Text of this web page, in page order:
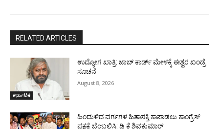
RELATED ARTICLES
ಕರ್ನಾಟಕ
ಉದ್ಯೋಗ ಖಾತ್ರಿ: ಜಾಬ್ ಕಾರ್ಡ್ ಮೇಳಕ್ಕೆ ಈಶ್ವರ ಖಂಡ್ರೆ
ಸೂಚನೆ
August 8, 2026
ಹಿಂದುಳಿದ ವರ್ಗಗಳ ಹಿತಾಸಕ್ತಿ ಕಾಪಾಡಲು ಕಾಂಗ್ರೆಸ್
ಪಕ್ಷಕ್ಕೆ ಬೆಂಬಲಿಸಿ: ಡಿ ಕೆ ಶಿವಕುಮಾರ್